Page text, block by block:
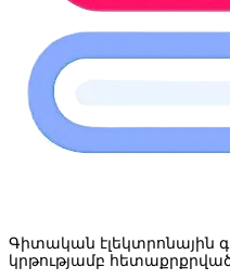
Գիտական
կրթությամբ